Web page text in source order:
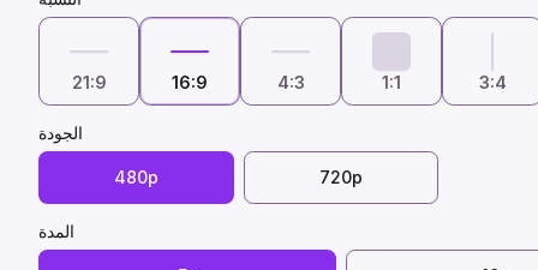
21:9 16:9 4:3 1:1 3:4
الجودة
480p 720p
المدة